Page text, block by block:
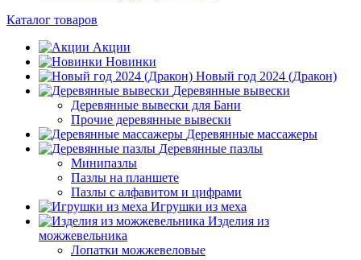
Каталог товаров
Акции
Новинки
Новый год 2024 (Дракон)
Деревянные вывески
Деревянные вывески для Бани
Прочие деревянные вывески
Деревянные массажеры
Деревянные пазлы
Минипазлы
Пазлы на планшете
Пазлы с алфавитом и цифрами
Игрушки из меха
Изделия из
можжевельника
Лопатки можжевеловые